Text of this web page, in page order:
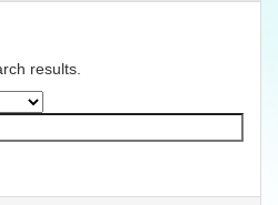
results.